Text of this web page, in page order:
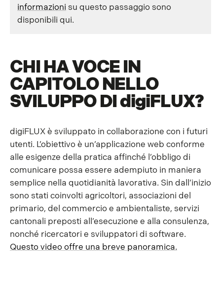
informazioni su questo passaggio sono
disponibili qui.
CHI HA VOCE IN
CAPITOLO NELLO
SVILUPPO DIdigiFLUX?
digiFLUX è sviluppato in collaborazione con i futuri
utenti. L’obiettivo è un’applicazione web conforme
alle esigenze della pratica affinché l’obbligo di
comunicare possa essere adempiuto in maniera
semplice nella quotidianità lavorativa. Sin dall’inizio
sono stati coinvolti agricoltori, associazioni del
primario, del commercio e ambientaliste, servizi
cantonali preposti all’esecuzione e alla consulenza,
nonché ricercatori e sviluppatori di software.
Questo video offre una breve panoramica.